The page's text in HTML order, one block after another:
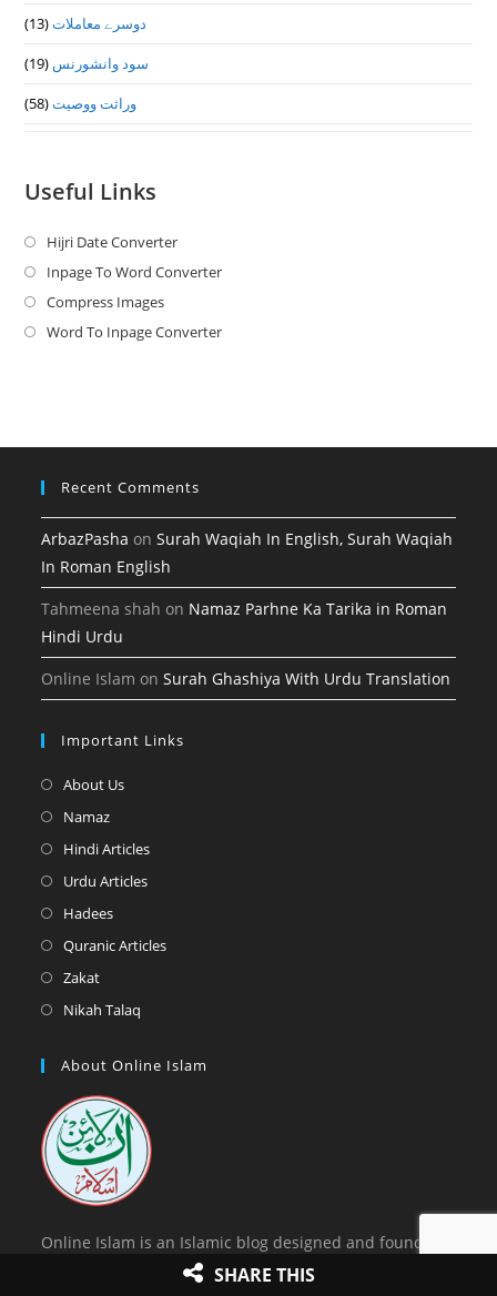
دوسرے معاملات(13)
سود وانشورنس (19)
وراثت ووصيت(58)
Useful Links
Hijri Date ConverterOpens
in
new
Inpage To Word ConverterOpens
a
Compress ImagesOpens
in
Word To Inpage ConverterOpens
tab
Recent Comments
ArbazPasha onSurah Waqiah In English, Surah Waqiah
In Roman English
Tahmeena shah on Namaz Parhne Ka Tarika in Roman
Hindi Urdu
Online Islam onSurah Ghashiya With Urdu Translation
Important Links
About UsOpens
a
tab
NamazOpens
in
tab
Hindi ArticlesOpens
tab
Urdu ArticlesOpens
a
HadeesOpens
in
tab
Quranic ArticlesOpens
tab
ZakatOpens
in
new
Nikah Talaq
a
tab
About Online Islam
Online Islam is an Islamic blog designed and founded
by Mohammad Hashim Qasmi Bastavi in 2018. In this
SHARE THIS